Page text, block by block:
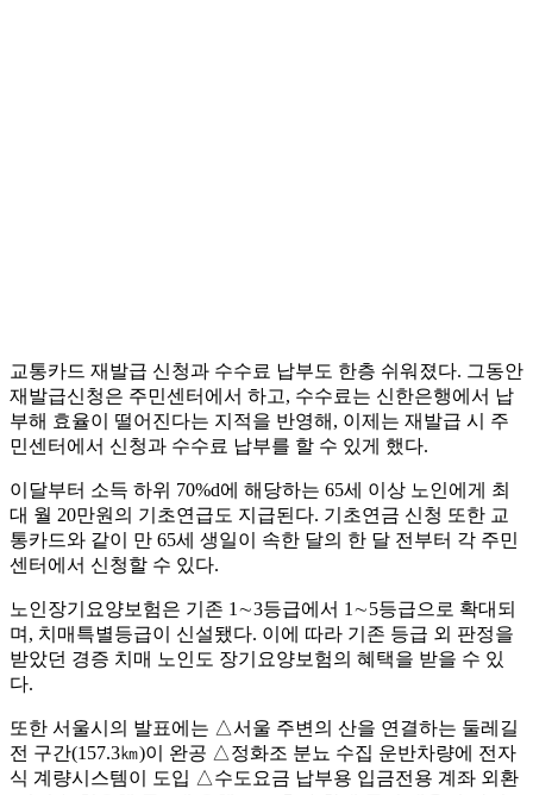
교통카드 재발급 신청과 수수료 납부도 한층 쉬워졌다. 그동안
재발급신청은 주민센터에서 하고, 수수료는 신한은행에서 납
부해 효율이 떨어진다는 지적을 반영해, 이제는 재발급 시 주
민센터에서 신청과 수수료 납부를 할 수 있게 했다.
이달부터 소득 하위 70%d에 해당하는 65세 이상 노인에게 최
대 월 20만원의 기초연급도 지급된다. 기초연금 신청 또한 교
통카드와 같이 만 65세 생일이 속한 달의 한 달 전부터 각 주민
센터에서 신청할 수 있다.
노인장기요양보험은 기존 1∼3등급에서 1∼5등급으로 확대되
며, 치매특별등급이 신설됐다. 이에 따라 기존 등급 외 판정을
받았던 경증 치매 노인도 장기요양보험의 혜택을 받을 수 있
다.
또한 서울시의 발표에는 △서울 주변의 산을 연결하는 둘레길
전 구간(157.3㎞)이 완공 △정화조 분뇨 수집 운반차량에 전자
식 계량시스템이 도입 △수도요금 납부용 입금전용 계좌 외환